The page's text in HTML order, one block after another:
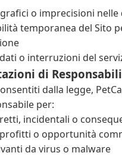
o imprecisioni nelle
temporanea del Sito
o interruzioni del
di
dalla legge,
per:
incidentali o
o opportunità
da virus o malware